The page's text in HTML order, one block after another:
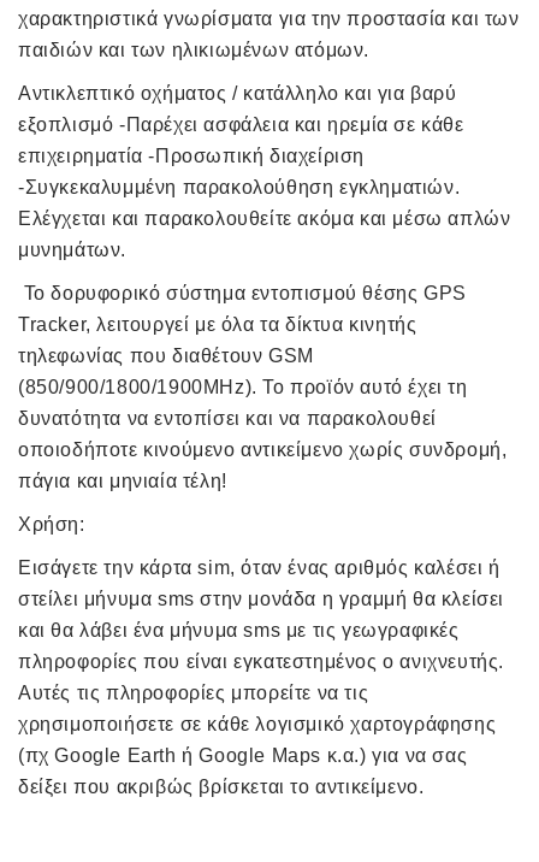
χαρακτηριστικά γνωρίσματα για την προστασία και των
παιδιών και των ηλικιωμένων ατόμων.
Αντικλεπτικό οχήματος / κατάλληλο και για βαρύ
εξοπλισμό -Παρέχει ασφάλεια και ηρεμία σε κάθε
επιχειρηματία -Προσωπική διαχείριση
-Συγκεκαλυμμένη παρακολούθηση εγκληματιών.
Ελέγχεται και παρακολουθείτε ακόμα και μέσω απλών
μυνημάτων.
Το δορυφορικό σύστημα εντοπισμού θέσης GPS
Tracker, λειτουργεί με όλα τα δίκτυα κινητής
τηλεφωνίας που διαθέτουν GSM
(850/900/1800/1900ΜΗz). Το προϊόν αυτό έχει τη
δυνατότητα να εντοπίσει και να παρακολουθεί
οποιοδήποτε κινούμενο αντικείμενο χωρίς συνδρομή,
πάγια και μηνιαία τέλη!
Χρήση:
Εισάγετε την κάρτα sim, όταν ένας αριθμός καλέσει ή
στείλει μήνυμα sms στην μονάδα η γραμμή θα κλείσει
και θα λάβει ένα μήνυμα sms με τις γεωγραφικές
πληροφορίες που είναι εγκατεστημένος ο ανιχνευτής.
Αυτές τις πληροφορίες μπορείτε να τις
χρησιμοποιήσετε σε κάθε λογισμικό χαρτογράφησης
(πχ Google Earth ή Google Maps κ.α.) για να σας
δείξει που ακριβώς βρίσκεται το αντικείμενο.